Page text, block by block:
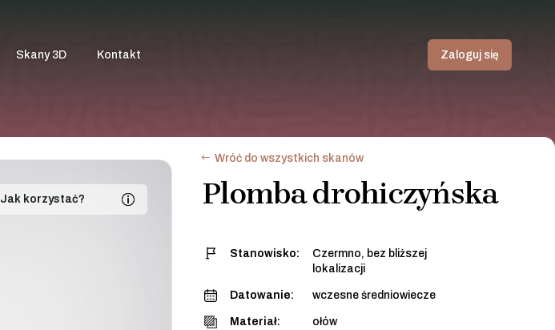
Skany 3D Kontakt Zaloguj się
Jak korzystać?
Wróć do wszystkich skanów
Plomba drohiczyńska
Stanowisko:
Czermno, bez bliższej
lokalizacji
Datowanie: wczesne średniowiecze
Materiał: ołów